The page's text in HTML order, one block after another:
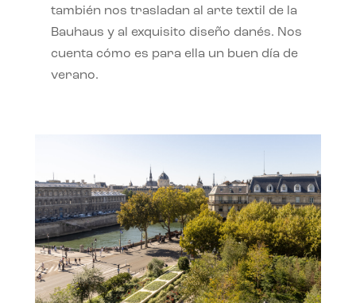
también nos trasladan al arte textil de la
Bauhaus y al exquisito diseño danés. Nos
cuenta cómo es para ella un buen día de
verano.